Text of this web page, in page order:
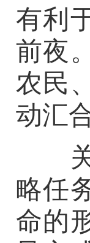
有利
前夜
农民
动汇
关
略任
命的